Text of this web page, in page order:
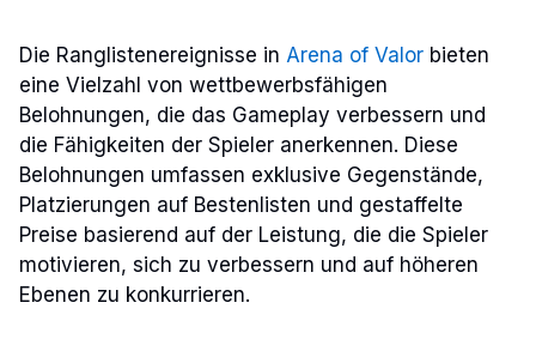
Die Ranglistenereignisse in Arena of Valor bieten
eine Vielzahl von wettbewerbsfähigen
Belohnungen, die das Gameplay verbessern und
die Fähigkeiten der Spieler anerkennen. Diese
Belohnungen umfassen exklusive Gegenstände,
Platzierungen auf Bestenlisten und gestaffelte
Preise basierend auf der Leistung, die die Spieler
motivieren, sich zu verbessern und auf höheren
Ebenen zu konkurrieren.